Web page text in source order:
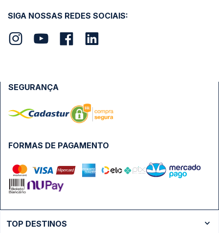
SIGA NOSSAS REDES SOCIAIS:
FORMAS DE PAGAMENTO
SEGURANÇA
TOP DESTINOS